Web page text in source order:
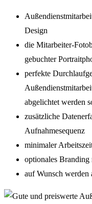
Design
die Mitarbeiter-
gebuchter
perfekte
abgelichtet werden
zusätzliche
Aufnahmesequenz
minimaler
optionales
auf Wunsch werden